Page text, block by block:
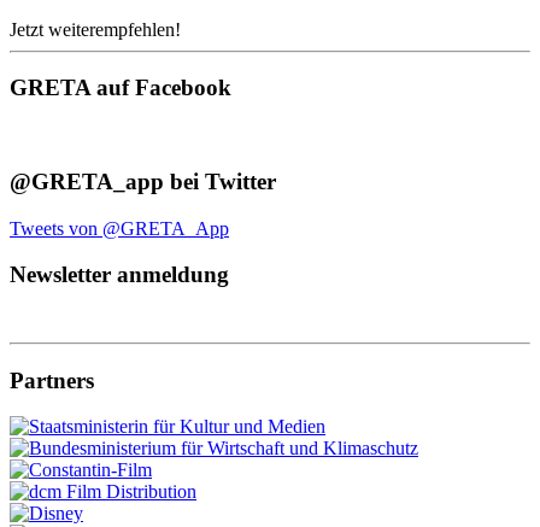
Jetzt weiterempfehlen!
GRETA auf Facebook
@GRETA_app bei Twitter
Tweets von @GRETA_App
Newsletter anmeldung
Partners